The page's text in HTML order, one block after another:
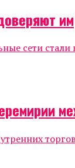
им
сети